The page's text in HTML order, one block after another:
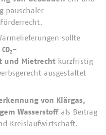
pauschaler
sollte
und Mietrecht kurzfristig
ausgestaltet
von Klärgas,
Wasserstoffals Beitrag
Kreislaufwirtschaft.